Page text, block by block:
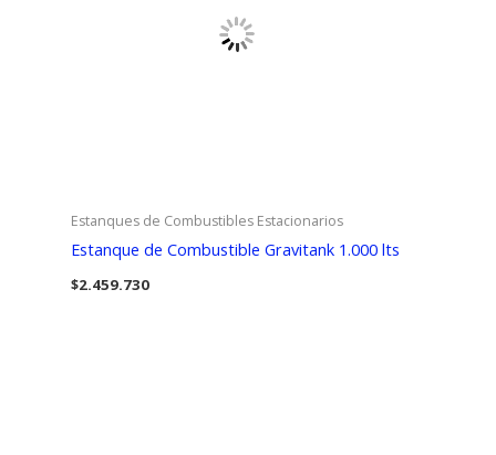
Estanques de Combustibles Estacionarios
Estanque de Combustible Gravitank 1.000 lts
$2.459.730